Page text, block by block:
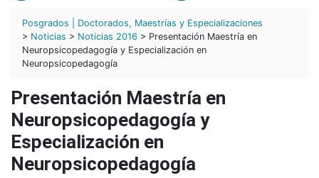
Posgrados | Doctorados, Maestrías y Especializaciones
> Noticias > Noticias 2016 > Presentación Maestría en
Neuropsicopedagogía y Especialización en
Neuropsicopedagogía
Presentación Maestría en
Neuropsicopedagogía y
Especialización en
Neuropsicopedagogía